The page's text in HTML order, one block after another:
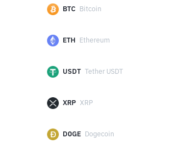
BTC Bitcoin
ETH Ethereum
USDT Tether USDT
XRP XRP
DOGE Dogecoin